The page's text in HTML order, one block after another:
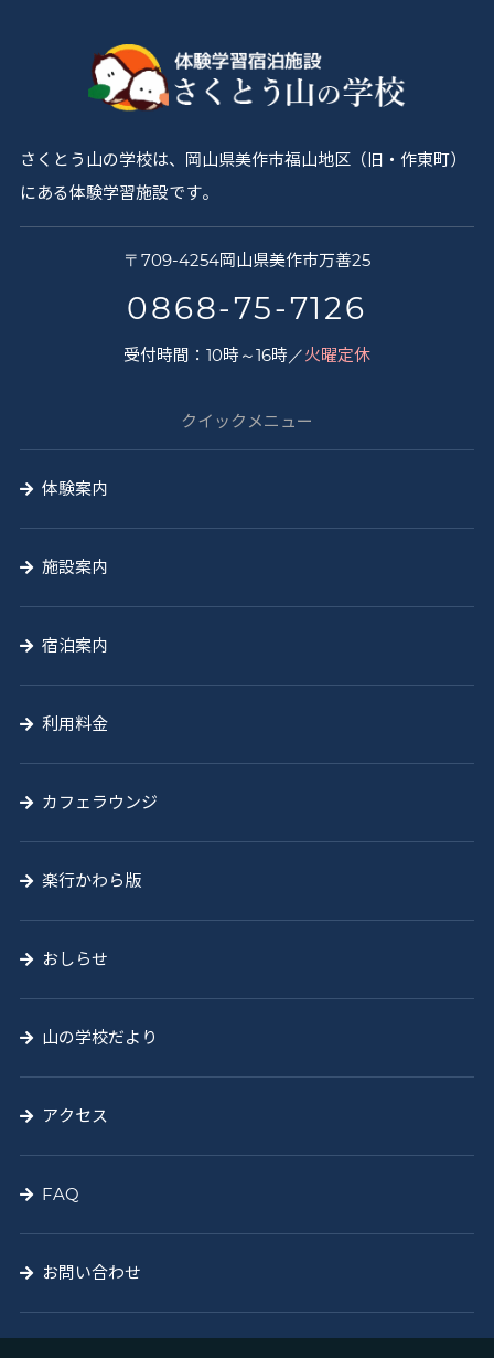
さくとう山の学校は、岡山県美作市福山地区（旧・作東町）
にある体験学習施設です。
校
〒 709-4254岡山県美作市万善25
0868-75-7126
受付時間：10時～16時／火曜定休
クイックメニュー
体験案内
施設案内
宿泊案内
利用料金
カフェラウンジ
楽行かわら版
おしらせ
山の学校だより
アクセス
FAQ
お問い合わせ